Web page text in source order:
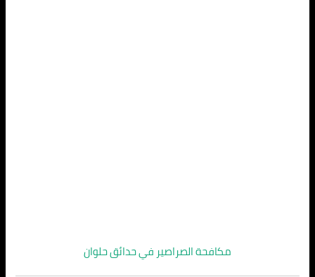
مكافحة الصراصير في حدائق حلوان